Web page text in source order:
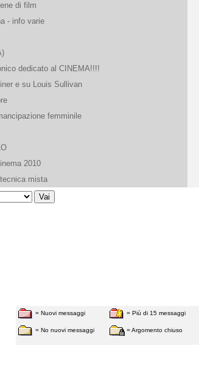
di film
- info varie
dedicato al CINEMA!!!!
e su Louis Sullivan
femminile
2010
mista
= Nuovi messaggi
= No nuovi messaggi
= Più di 15 messaggi
= Argomento chiuso